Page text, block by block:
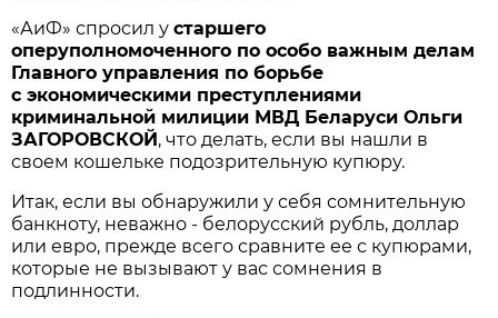
«АиФ» спросил устаршего
оперуполномоченного по особо важным делам
Главного управления по борьбе
с экономическими преступлениями
криминальной милиции МВД Беларуси Ольги
ЗАГОРОВСКОЙ, что делать, если вы нашли в
своем кошельке подозрительную купюру.
Итак, если вы обнаружили у себя сомнительную
банкноту, неважно - белорусский рубль, доллар
или евро, прежде всего сравните ее с купюрами,
которые не вызывают у вас сомнения в
подлинности.